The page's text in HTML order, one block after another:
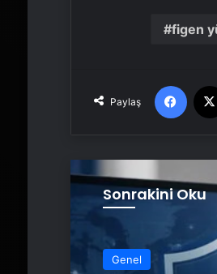
figen
Paylaş
Sonrakini Oku
Genel